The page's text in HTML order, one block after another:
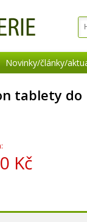
Novinky/články/
tablety do
Kč